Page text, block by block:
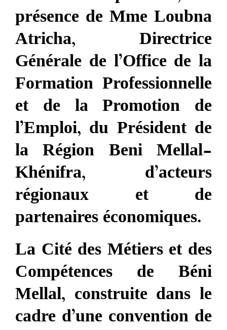
présence de Mme Loubna
Atricha, Directrice
Générale de l’Office de la
Formation Professionnelle
et de la Promotion de
l’Emploi, du Président de
la Région Beni Mellal-
Khénifra, d’acteurs
régionaux et de
partenaires économiques.
La Cité des Métiers et des
Compétences de Béni
Mellal, construite dans le
cadre d’une convention de